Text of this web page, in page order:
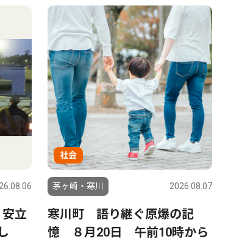
立
社会
茅ヶ崎・寒川 2026.08.07
寒川町 語り継ぐ原爆の記
憶 ８月20日 午前10時から